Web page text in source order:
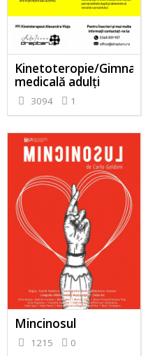
Kinetoteropie/
medicală adulți
3094 1
Mincinosul
1215 0